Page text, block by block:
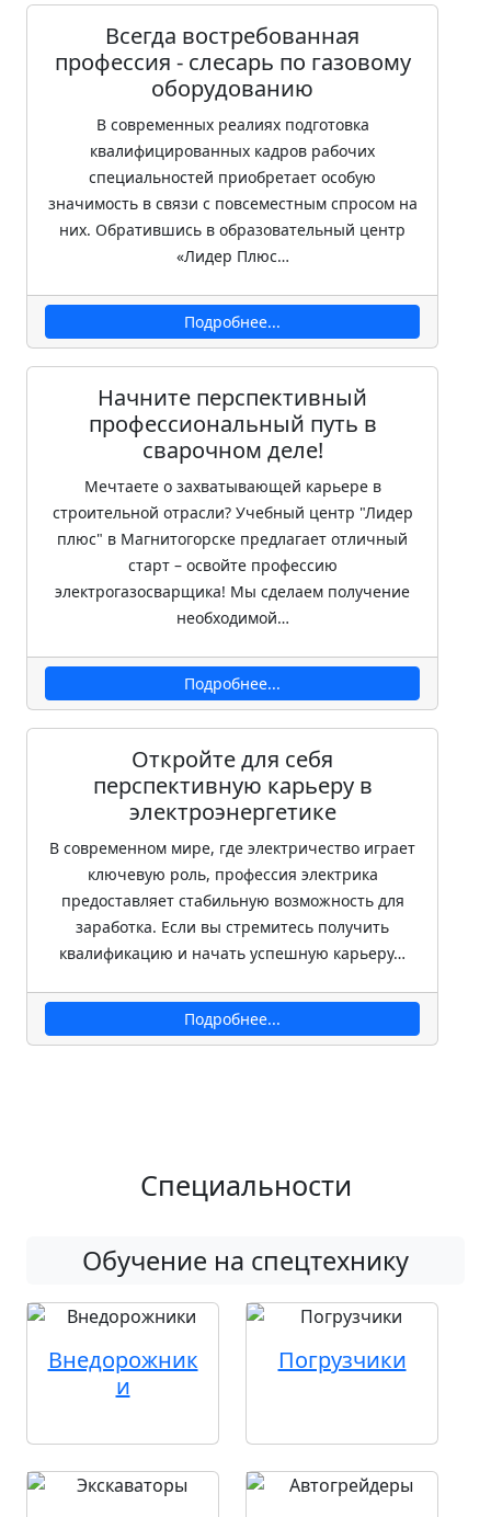
Всегда востребованная
профессия - слесарь по газовому
оборудованию
В современных реалиях подготовка
квалифицированных кадров рабочих
специальностей приобретает особую
значимость в связи с повсеместным спросом на
них. Обратившись в образовательный центр
«Лидер Плюс…
Подробнее...
Начните перспективный
профессиональный путь в
сварочном деле!
Мечтаете о захватывающей карьере в
строительной отрасли? Учебный центр "Лидер
плюс" в Магнитогорске предлагает отличный
старт – освойте профессию
электрогазосварщика! Мы сделаем получение
необходимой…
Подробнее...
Откройте для себя
перспективную карьеру в
электроэнергетике
В современном мире, где электричество играет
ключевую роль, профессия электрика
предоставляет стабильную возможность для
заработка. Если вы стремитесь получить
квалификацию и начать успешную карьеру…
Подробнее...
Специальности
Обучение на спецтехнику
Внедорожник
и
Погрузчики